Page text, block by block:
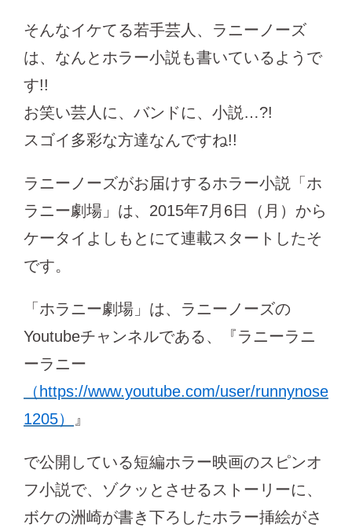
そんなイケてる若手芸人、ラニーノーズ
は、なんとホラー小説も書いているようで
す!!
お笑い芸人に、バンドに、小説…?!
スゴイ多彩な方達なんですね!!
ラニーノーズがお届けするホラー小説「ホ
ラニー劇場」は、2015年7月6日（月）から
ケータイよしもとにて連載スタートしたそ
です。
「ホラニー劇場」は、ラニーノーズの
Youtubeチャンネルである、『ラニーラニ
ーラニー
（https://www.youtube.com/user/runnynose
1205）
』
で公開している短編ホラー映画のスピンオ
フ小説で、ゾクッとさせるストーリーに、
ボケの洲崎が書き下ろしたホラー挿絵がさ